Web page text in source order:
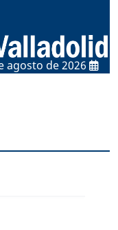
agosto de 2026